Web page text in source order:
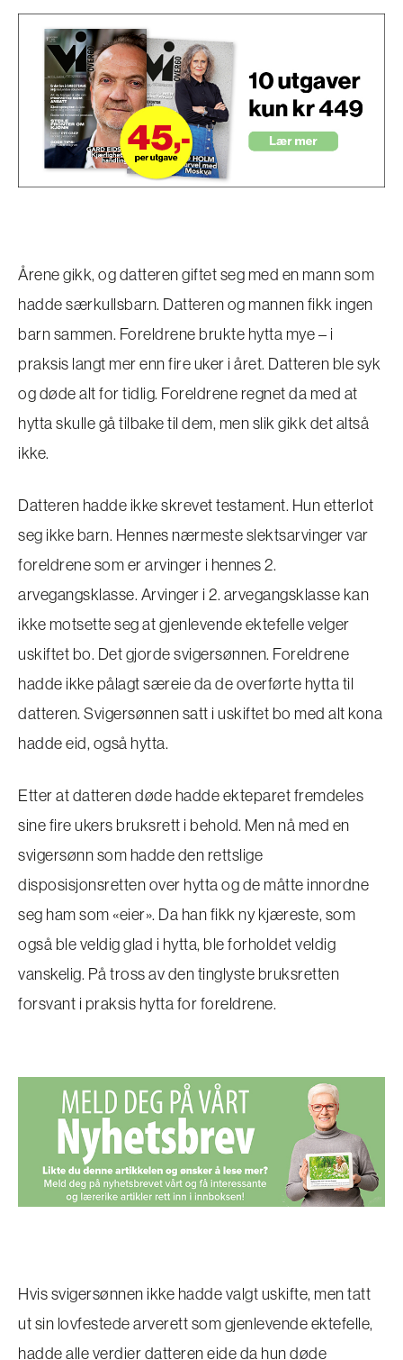
Årene gikk, og datteren giftet seg med en mann som
hadde særkullsbarn. Datteren og mannen fikk ingen
barn sammen. Foreldrene brukte hytta mye – i
praksis langt mer enn fire uker i året. Datteren ble syk
og døde alt for tidlig. Foreldrene regnet da med at
hytta skulle gå tilbake til dem, men slik gikk det altså
ikke.
Datteren hadde ikke skrevet testament. Hun etterlot
seg ikke barn. Hennes nærmeste slektsarvinger var
foreldrene som er arvinger i hennes 2.
arvegangsklasse. Arvinger i 2. arvegangsklasse kan
ikke motsette seg at gjenlevende ektefelle velger
uskiftet bo. Det gjorde svigersønnen. Foreldrene
hadde ikke pålagt særeie da de overførte hytta til
datteren. Svigersønnen satt i uskiftet bo med alt kona
hadde eid, også hytta.
Etter at datteren døde hadde ekteparet fremdeles
sine fire ukers bruksrett i behold. Men nå med en
svigersønn som hadde den rettslige
disposisjonsretten over hytta og de måtte innordne
seg ham som «eier». Da han fikk ny kjæreste, som
også ble veldig glad i hytta, ble forholdet veldig
vanskelig. På tross av den tinglyste bruksretten
forsvant i praksis hytta for foreldrene.
Hvis svigersønnen ikke hadde valgt uskifte, men tatt
ut sin lovfestede arverett som gjenlevende ektefelle,
hadde alle verdier datteren eide da hun døde